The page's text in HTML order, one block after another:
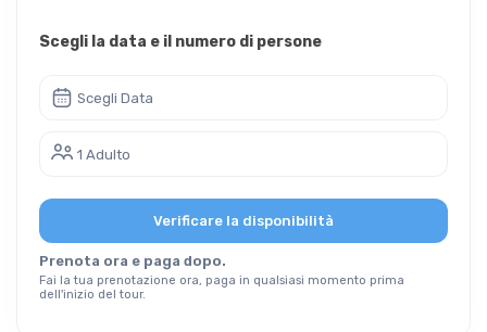
Scegli la data e il numero di persone
Scegli Data
1 Adulto
Verificare la disponibilità
Prenota ora e paga dopo.
Fai la tua prenotazione ora, paga in qualsiasi momento prima
dell'inizio del tour.